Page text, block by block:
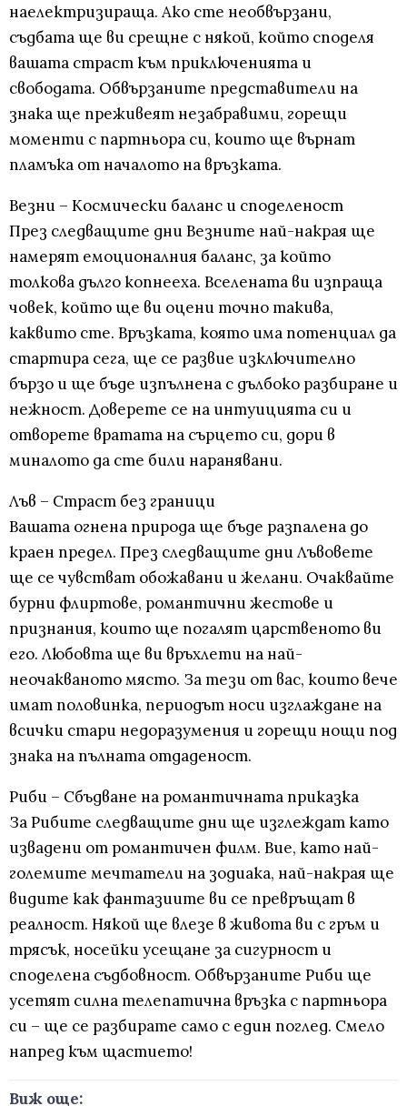
наелектризираща. Ако сте необвързани,
съдбата ще ви срещне с някой, който споделя
вашата страст към приключенията и
свободата. Обвързаните представители на
знака ще преживеят незабравими, горещи
моменти с партньора си, които ще върнат
пламъка от началото на връзката.
Везни – Космически баланс и споделеност
През следващите дни Везните най-накрая ще
намерят емоционалния баланс, за който
толкова дълго копнееха. Вселената ви изпраща
човек, който ще ви оцени точно такива,
каквито сте. Връзката, която има потенциал да
стартира сега, ще се развие изключително
бързо и ще бъде изпълнена с дълбоко разбиране и
нежност. Доверете се на интуицията си и
отворете вратата на сърцето си, дори в
миналото да сте били наранявани.
Лъв – Страст без граници
Вашата огнена природа ще бъде разпалена до
краен предел. През следващите дни Лъвовете
ще се чувстват обожавани и желани. Очаквайте
бурни флиртове, романтични жестове и
признания, които ще погалят царственото ви
его. Любовта ще ви връхлети на най-
неочакваното място. За тези от вас, които вече
имат половинка, периодът носи изглаждане на
всички стари недоразумения и горещи нощи под
знака на пълната отдаденост.
Риби – Сбъдване на романтичната приказка
За Рибите следващите дни ще изглеждат като
извадени от романтичен филм. Вие, като най-
големите мечтатели на зодиака, най-накрая ще
видите как фантазиите ви се превръщат в
реалност. Някой ще влезе в живота ви с гръм и
трясък, носейки усещане за сигурност и
споделена съдбовност. Обвързаните Риби ще
усетят силна телепатична връзка с партньора
си – ще се разбирате само с един поглед. Смело
напред към щастието!
Виж още: